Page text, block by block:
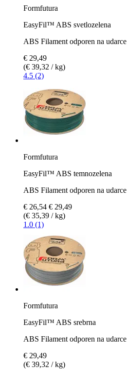
Formfutura
EasyFil™ ABS svetlozelena
ABS Filament odporen na udarce
€ 29,49
(€ 39,32 / kg)
4.5 (2)
Formfutura
EasyFil™ ABS temnozelena
ABS Filament odporen na udarce
€ 26,54 € 29,49
(€ 35,39 / kg)
1.0 (1)
Formfutura
EasyFil™ ABS srebrna
ABS Filament odporen na udarce
€ 29,49
(€ 39,32 / kg)